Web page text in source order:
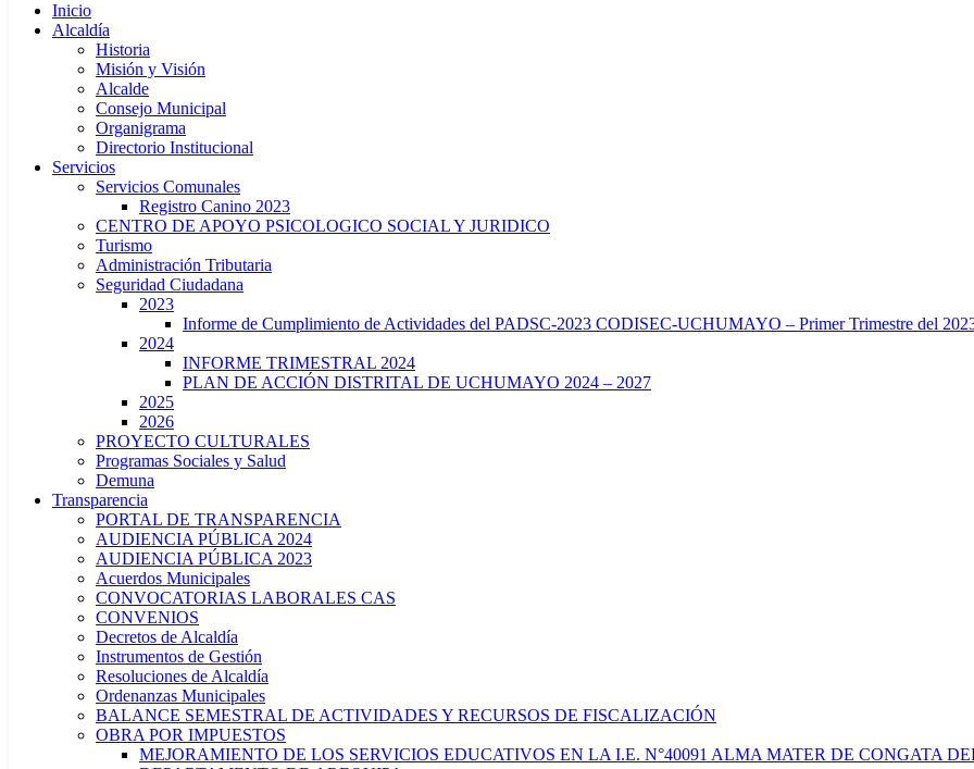
Inicio
Alcaldía
Historia
Misión y Visión
Alcalde
Consejo Municipal
Organigrama
Directorio Institucional
Servicios
Servicios Comunales
Registro Canino 2023
CENTRO DE APOYO PSICOLOGICO SOCIAL Y JURIDICO
Turismo
Administración Tributaria
Seguridad Ciudadana
2023
Informe de Cumplimiento de Actividades del PADSC-2023 CODISEC-UCHUMAYO – Primer Trimestre del
2024
INFORME TRIMESTRAL 2024
PLAN DE ACCIÓN DISTRITAL DE UCHUMAYO 2024 – 2027
2025
2026
PROYECTO CULTURALES
Programas Sociales y Salud
Demuna
Transparencia
PORTAL DE TRANSPARENCIA
AUDIENCIA PÚBLICA 2024
AUDIENCIA PÚBLICA 2023
Acuerdos Municipales
CONVOCATORIAS LABORALES CAS
CONVENIOS
Decretos de Alcaldía
Instrumentos de Gestión
Resoluciones de Alcaldía
Ordenanzas Municipales
BALANCE SEMESTRAL DE ACTIVIDADES Y RECURSOS DE FISCALIZACIÓN
OBRA POR IMPUESTOS
MEJORAMIENTO DE LOS SERVICIOS EDUCATIVOS EN LA I.E. N°40091 ALMA MATER DE CONGATA